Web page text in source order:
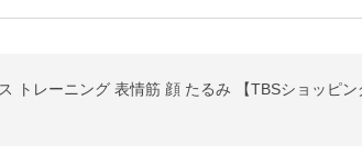
トレーニング 表情筋 顔 たるみ 【TBSショッピン